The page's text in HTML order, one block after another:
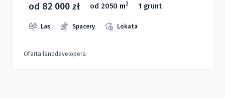
od 82 000 zł od 2050 m2 1 grunt
Las Spacery Lokata
Oferta landdevelopera